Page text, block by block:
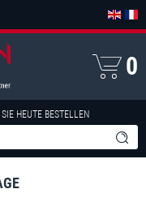
HEUTE BESTELLEN
0